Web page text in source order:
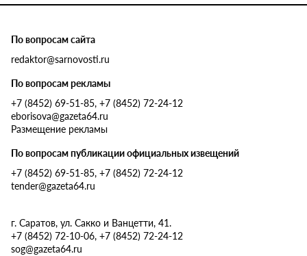
По вопросам сайта
redaktor@sarnovosti.ru
По вопросам рекламы
+7 (8452) 69-51-85, +7 (8452) 72-24-12
eborisova@gazeta64.ru
Размещение рекламы
По вопросам публикации официальных извещений
+7 (8452) 69-51-85, +7 (8452) 72-24-12
tender@gazeta64.ru
г. Саратов, ул. Сакко и Ванцетти, 41.
+7 (8452) 72-10-06, +7 (8452) 72-24-12
sog@gazeta64.ru